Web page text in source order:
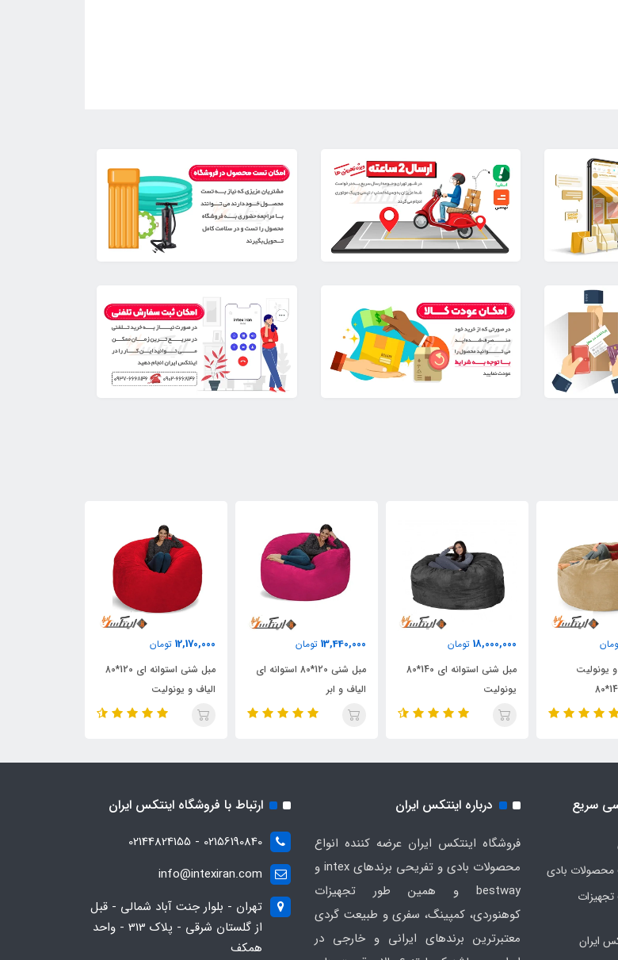
یونولیت
18,000,000 تومان
مبل شنی استوانه ای 140*80
یونولیت
13,440,000 تومان
مبل شنی 120*80 استوانه ای
الیاف و ابر
12,170,000 تومان
مبل شنی استوانه ای 120*80
الیاف و یونولیت
سریع
بادی
ایران
درباره اینتکس ایران
فروشگاه اینتکس ایران عرضه کننده انواع
محصولات بادی و تفریحی برندهای intex و
bestway و همین طور تجهیزات
کوهنوردی، کمپینگ، سفری و طبیعت گردی
معتبرترین برندهای ایرانی و خارجی در
ارتباط با فروشگاه اینتکس ایران
02156190840 - 02144824155
info@intexiran.com
تهران - بلوار جنت آباد شمالی - قبل
از گلستان شرقی - پلاک 313 - واحد
همکف